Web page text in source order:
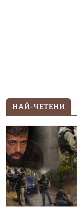
НАЙ-ЧЕТЕНИ